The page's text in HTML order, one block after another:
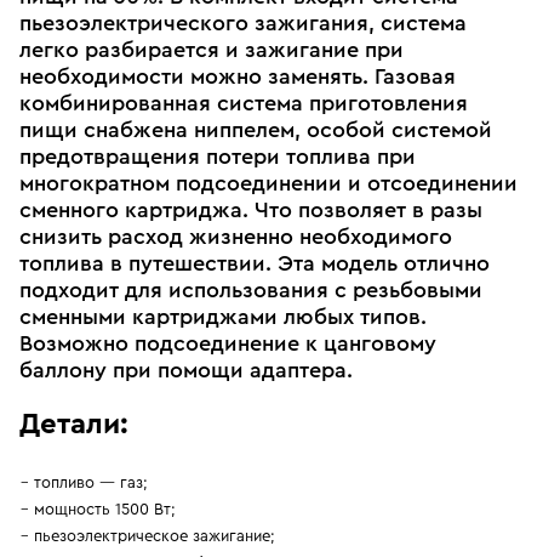
пьезоэлектрического зажигания, система
легко разбирается и зажигание при
необходимости можно заменять. Газовая
комбинированная система приготовления
пищи снабжена ниппелем, особой системой
предотвращения потери топлива при
многократном подсоединении и отсоединении
сменного картриджа. Что позволяет в разы
снизить расход жизненно необходимого
топлива в путешествии. Эта модель отлично
подходит для использования с резьбовыми
сменными картриджами любых типов.
Возможно подсоединение к цанговому
баллону при помощи адаптера.
Детали:
топливо — газ;
мощность 1500 Вт;
пьезоэлектрическое зажигание;